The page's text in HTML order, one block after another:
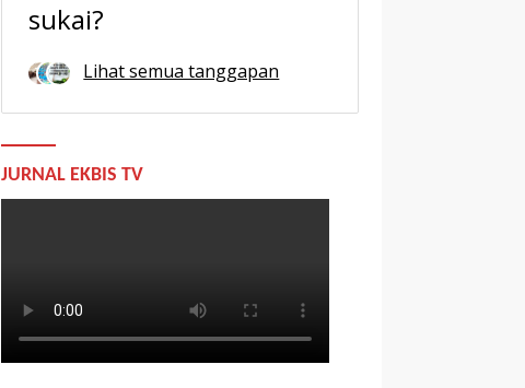
sukai?
Lihat semua tanggapan
JURNAL EKBIS TV